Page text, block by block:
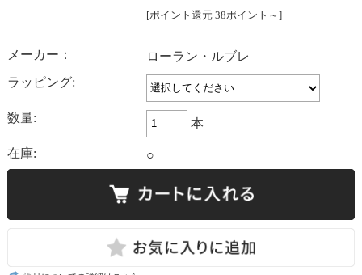
[ポイント還元 38ポイント～]
メーカー：
ローラン・ルブレ
ラッピング:
数量: 本
在庫: ○